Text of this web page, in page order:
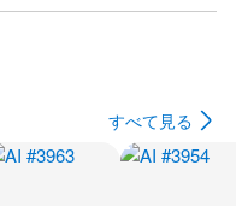
すべて見る